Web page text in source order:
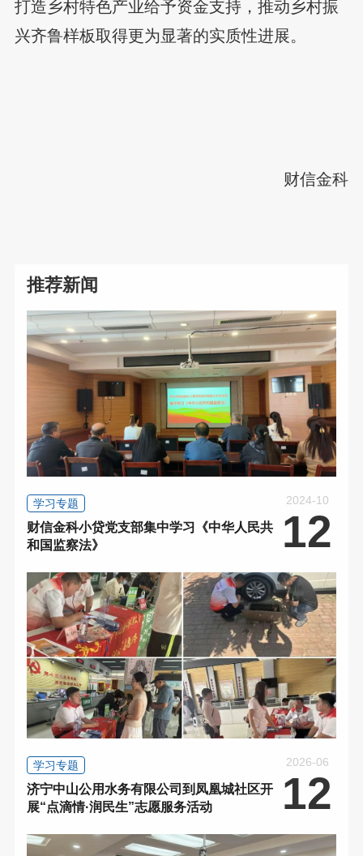
打造乡村特色产业给予资金支持，推动乡村振
兴齐鲁样板取得更为显著的实质性进展。
财信金科
推荐新闻
学习专题
财信金科小贷党支部集中学习《中华人民共
和国监察法》
2024-10
12
学习专题
济宁中山公用水务有限公司到凤凰城社区开
展“点滴情·润民生”志愿服务活动
2026-06
12